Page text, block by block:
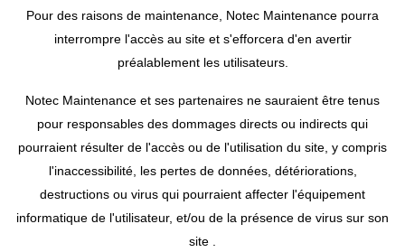
Pour des raisons de maintenance, Notec Maintenance pourra
interrompre l'accès au site et s'efforcera d'en avertir
préalablement les utilisateurs.
Notec Maintenance et ses partenaires ne sauraient être tenus
pour responsables des dommages directs ou indirects qui
pourraient résulter de l'accès ou de l'utilisation du site, y compris
l'inaccessibilité, les pertes de données, détériorations,
destructions ou virus qui pourraient affecter l'équipement
informatique de l'utilisateur, et/ou de la présence de virus sur son
site .